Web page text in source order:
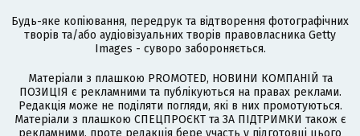
Будь-яке копіювання, передрук та відтворення фотографічних
творів та/або аудіовізуальних творів правовласника Getty
Images - суворо забороняється.
Матеріали з плашкою PROMOTED, НОВИНИ КОМПАНІЙ та
ПОЗИЦІЯ є рекламними та публікуються на правах реклами.
Редакція може не поділяти погляди, які в них промотуються.
Матеріали з плашкою СПЕЦПРОЄКТ та ЗА ПІДТРИМКИ також є